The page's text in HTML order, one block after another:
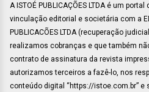
A ISTOÉ PUBLICAÇÕES LTDA é um
vinculação editorial e societária com a
PUBLICACÕES LTDA (recuperação
realizamos cobranças e que também
contrato de assinatura da revista
autorizamos terceiros a fazê-lo, nos
conteúdo digital “https://istoe.com.br” e